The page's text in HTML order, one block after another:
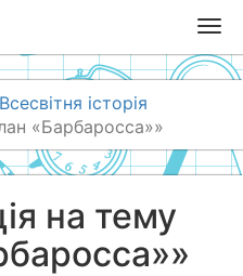
T
o
g
e
n
Всесвітня історія
«Барбаросса»»
на тему